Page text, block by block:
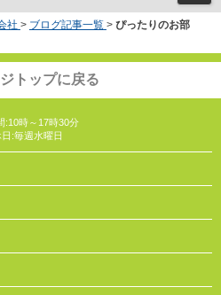
社 > ブログ記事一覧 > ぴったりのお部
トップに戻る
:10時～17時30分
日:毎週水曜日